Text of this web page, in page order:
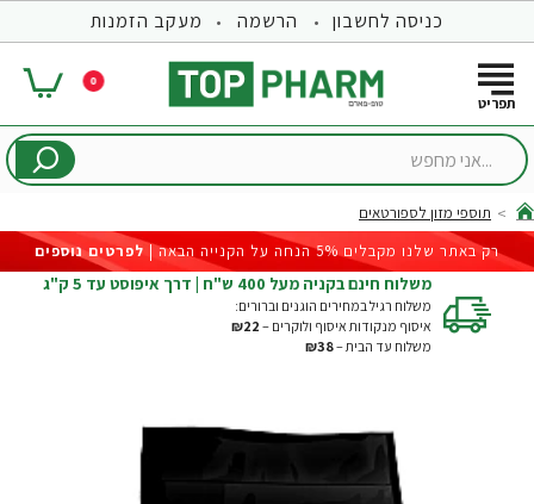
כניסה לחשבון הרשמה מעקב הזמנות
0
...אני
home
תוספי מזון לספורטאים
רק באתר שלנו מקבלים 5% הנחה על הקנייה הבאה |
לפרטים נוספים
משלוח חינם בקניה מעל 400 ש"ח | דרך איפוסט עד 5 ק"ג
משלוח רגיל במחירים הוגנים וברורים:
איסוף מנקודות איסוף ולוקרים – ₪22
משלוח עד הבית –₪38